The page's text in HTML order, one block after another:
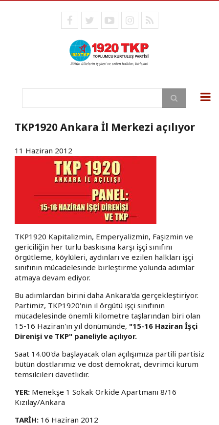
facebooktwitteryoutubeinstagram
RSS
Ara
TKP1920 Ankara İl Merkezi açılıyor
11 Haziran 2012
TKP1920 Kapitalizmin, Emperyalizmin, Faşizmin ve
gericiliğin her türlü baskısına karşı işçi sınıfını
örgütleme, köylüleri, aydınları ve ezilen halkları işçi
sınıfının mücadelesinde birleştirme yolunda adımlar
atmaya devam ediyor.
Bu adımlardan birini daha Ankara'da gerçekleştiriyor.
Partimiz, TKP1920'nin il örgütü işçi sınıfının
mücadelesinde önemli kilometre taşlarından biri olan
15-16 Haziran'ın yıl dönümünde, "15-16 Haziran İşçi
Direnişi ve TKP" paneliyle açılıyor.
Saat 14.00'da başlayacak olan açılışımıza partili partisiz
bütün dostlarımız ve dost demokrat, devrimci kurum
temsilcileri davetlidir.
YER: Menekşe 1 Sokak Orkide Apartmanı 8/16
Kızılay/Ankara
TARİH: 16 Haziran 2012